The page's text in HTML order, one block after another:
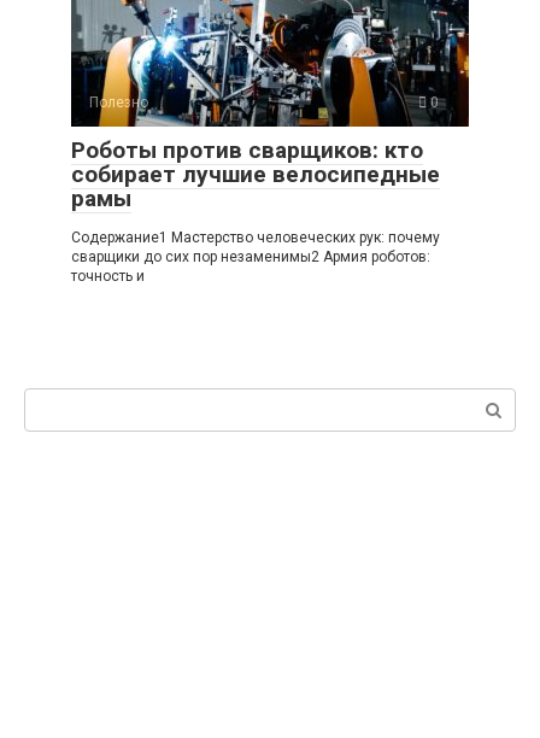
Полезно 0
Роботы против сварщиков: кто
собирает лучшие велосипедные
рамы
Содержание1 Мастерство человеческих рук: почему
сварщики до сих пор незаменимы2 Армия роботов:
точность и